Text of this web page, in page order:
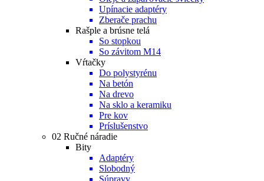
Upínacie adaptéry
Zberače prachu
Rašple a brúsne telá
So stopkou
So závitom M14
Vŕtačky
Do polystyrénu
Na betón
Na drevo
Na sklo a keramiku
Pre kov
Príslušenstvo
02 Ručné náradie
Bity
Adaptéry
Slobodný
Súpravy